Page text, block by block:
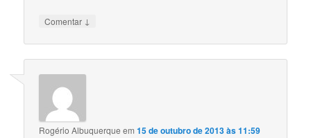
Comentar ↓
Rogério Albuquerque em15 de outubro de 2013 às 11:59